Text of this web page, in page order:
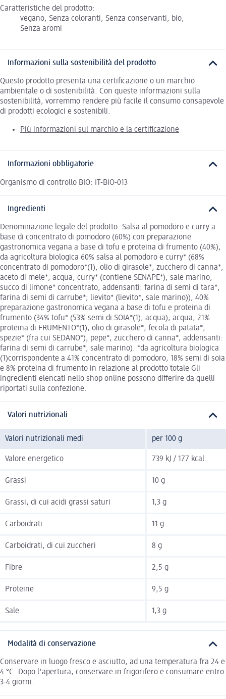
Caratteristiche del prodotto:
vegano, Senza coloranti, Senza conservanti, bio,
Senza aromi
Informazioni sulla sostenibilità del prodotto
Questo prodotto presenta una certificazione o un marchio
ambientale o di sostenibilità. Con queste informazioni sulla
sostenibilità, vorremmo rendere più facile il consumo consapevole
di prodotti ecologici e sostenibili.
Più informazioni sul marchio e la certificazione
Informazioni obbligatorie
Organismo di controllo BIO: IT-BIO-013
Ingredienti
Denominazione legale del prodotto: Salsa al pomodoro e curry a
base di concentrato di pomodoro (60%) con preparazione
gastronomica vegana a base di tofu e proteina di frumento (40%),
da agricoltura biologica 60% salsa al pomodoro e curry* (68%
concentrato di pomodoro*(1), olio di girasole*, zucchero di canna*,
aceto di mele*, acqua, curry* (contiene SENAPE*), sale marino,
succo di limone* concentrato, addensanti: farina di semi di tara*,
farina di semi di carrube*; lievito* (lievito*, sale marino)), 40%
preparazione gastronomica vegana a base di tofu e proteina di
frumento (34% tofu* (53% semi di SOIA*(1), acqua), acqua, 21%
proteina di FRUMENTO*(1), olio di girasole*, fecola di patata*,
spezie* (fra cui SEDANO*), pepe*, zucchero di canna*, addensanti:
farina di semi di carrube*, sale marino). *da agricoltura biologica
(1)corrispondente a 41% concentrato di pomodoro, 18% semi di soia
e 8% proteina di frumento in relazione al prodotto totale Gli
ingredienti elencati nello shop online possono differire da quelli
riportati sulla confezione.
Valori nutrizionali
Valori nutrizionali medi per 100 g
Valore energetico 739 kJ / 177 kcal
Grassi 10 g
Grassi, di cui acidi grassi saturi 1,3 g
Carboidrati 11 g
Carboidrati, di cui zuccheri 8 g
Fibre 2,5 g
Proteine 9,5 g
Sale 1,3 g
Modalità di conservazione
Conservare in luogo fresco e asciutto, ad una temperatura fra 24 e
4 °C. Dopo l'apertura, conservare in frigorifero e consumare entro
3-4 giorni.